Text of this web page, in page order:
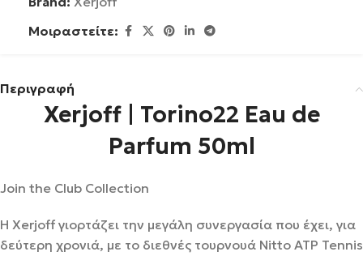
Μοιραστείτε:
Περιγραφή
Xerjoff | Torino22 Eau de
Parfum 50ml
Join the Club Collection
Η Xerjoff γιορτάζει την μεγάλη συνεργασία που έχει, για
δεύτερη χρονιά, με το διεθνές τουρνουά Nitto ATP Tennis